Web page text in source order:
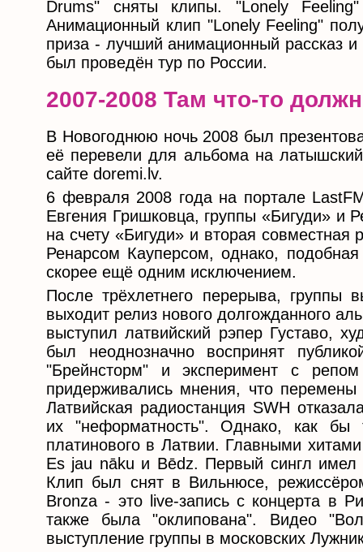
Drums" сняты клипы. "Lonely
Анимационный клип "Lonely Feeling"
приза - лучший анимационный рассказ
был проведён тур по России.
2007-2008 Там что-то
В Новогоднюю ночь 2008 был
её перевели для альбома на
сайте doremi.lv.
6 февраля 2008 года на портале
Евгения Гришковца, группы «Бигуди» и
на счету «Бигуди» и вторая совместная
Ренарсом Кауперсом, однако,
скорее ещё одним исключением.
После трёхлетнего перерыва,
выходит релиз нового долгожданного
выступил латвийский рэпер Густаво,
был неоднозначно воспринят
"Брейнсторм" и эксперимент с
придерживались мнения, что
Латвийская радиостанция SWH
их "неформатность". Однако, как
платинового в Латвии. Главными
Es jau nāku и Bēdz. Первый сингл
Клип был снят в Вильнюсе,
Bronza - это live-запись с концерта в
также была "оклипована". Видео
выступление группы в московских